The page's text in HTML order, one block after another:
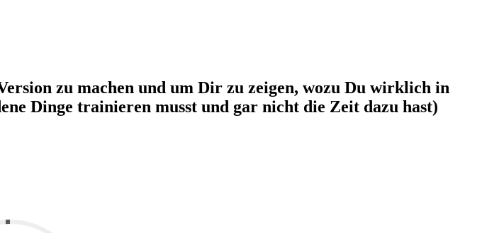
zu machen und um Dir zu zeigen, wozu Du wirklich in
Dinge trainieren musst und gar nicht die Zeit dazu hast)